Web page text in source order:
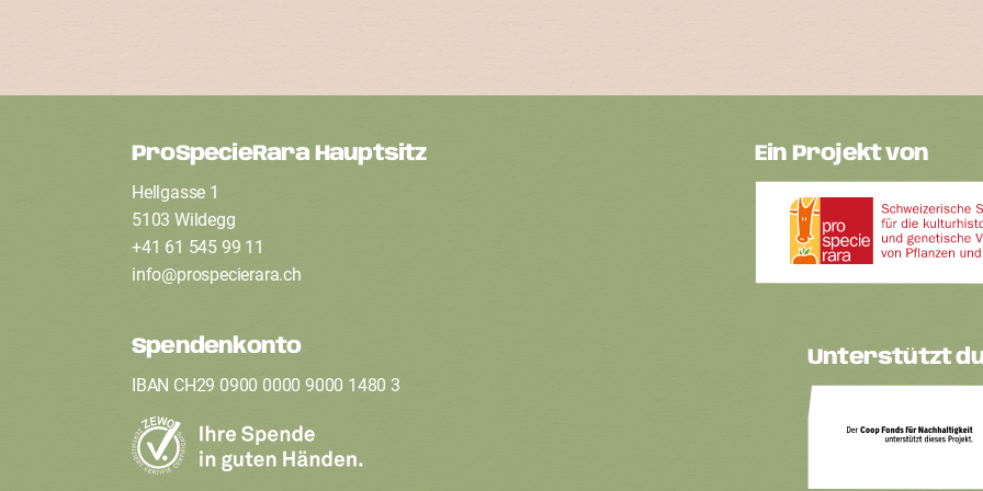
F
o
o
t
e
r
ProSpecieRara Hauptsitz
Hellgasse 1
5103 Wildegg
+41 61 545 99 11
info@prospecierara.ch
Spendenkonto
IBAN CH29 0900 0000 9000 1480 3
Ein Projekt von
Unterstützt